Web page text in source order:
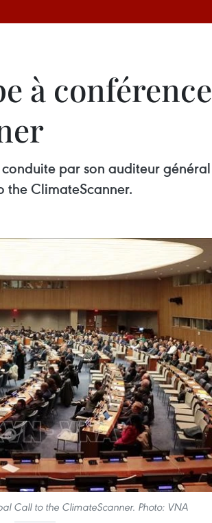
à
par son auditeur
ClimateScanner.
Call to the ClimateScanner. Photo: VNA